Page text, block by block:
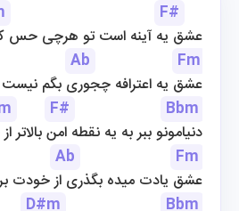
F#
عشق یه آینه است تو هرچی حس
Ab
Fm
عشق یه اعترافه چجوری بگم
F#
Bbm
دنیامونو ببر به یه نقطه امن بالاتر
Ab
Fm
عشق یادت میده بگذری از خودت
D#m
Bbm